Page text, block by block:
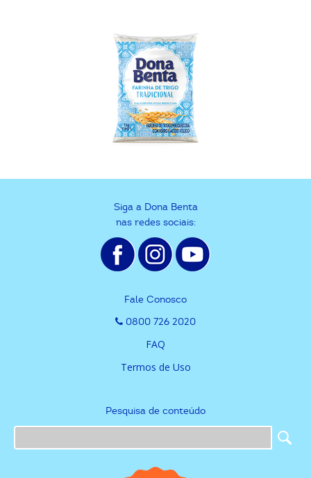
Siga a Dona Benta
nas redes sociais:
Fale Conosco
0800 726 2020
FAQ
Termos de Uso
Pesquisa de conteúdo